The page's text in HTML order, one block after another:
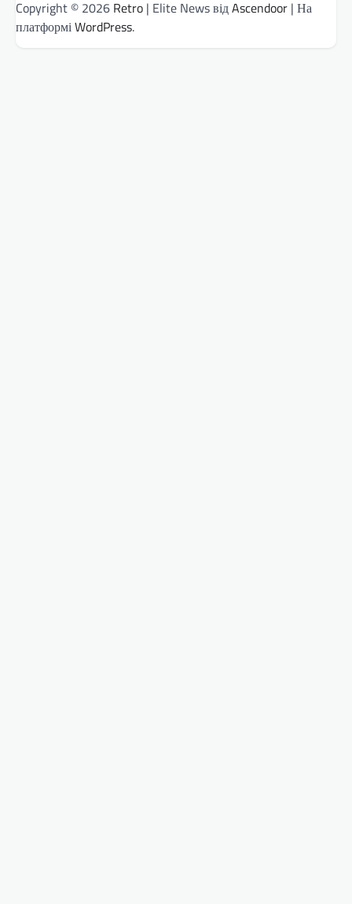
Copyright © 2026 Retro | Elite News відAscendoor | На
платформіWordPress.